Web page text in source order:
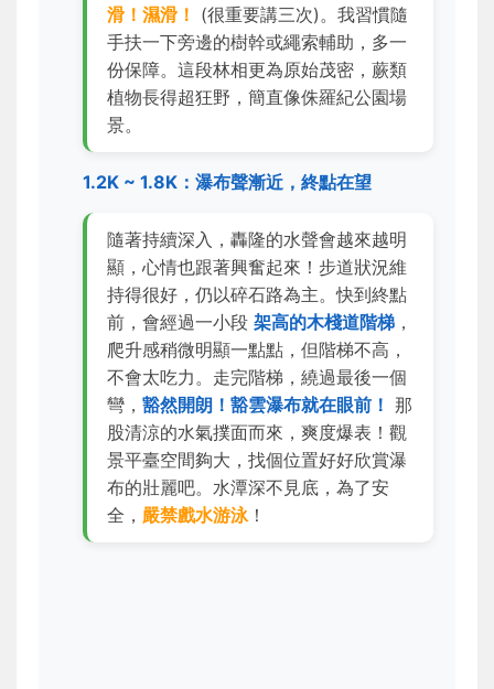
滑！濕滑！ (很重要講三次)。我習慣隨
手扶一下旁邊的樹幹或繩索輔助，多一
份保障。這段林相更為原始茂密，蕨類
植物長得超狂野，簡直像侏羅紀公園場
景。
1.2K ~ 1.8K：瀑布聲漸近，終點在望
隨著持續深入，轟隆的水聲會越來越明
顯，心情也跟著興奮起來！步道狀況維
持得很好，仍以碎石路為主。快到終點
前，會經過一小段 架高的木棧道階梯 ，
爬升感稍微明顯一點點，但階梯不高，
不會太吃力。走完階梯，繞過最後一個
彎， 豁然開朗！豁雲瀑布就在眼前！ 那
股清涼的水氣撲面而來，爽度爆表！觀
景平臺空間夠大，找個位置好好欣賞瀑
布的壯麗吧。水潭深不見底，為了安
全， 嚴禁戲水游泳！